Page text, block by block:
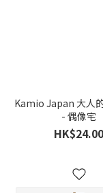
Kamio Japan 大人
- 偶像宅
HK$24.00